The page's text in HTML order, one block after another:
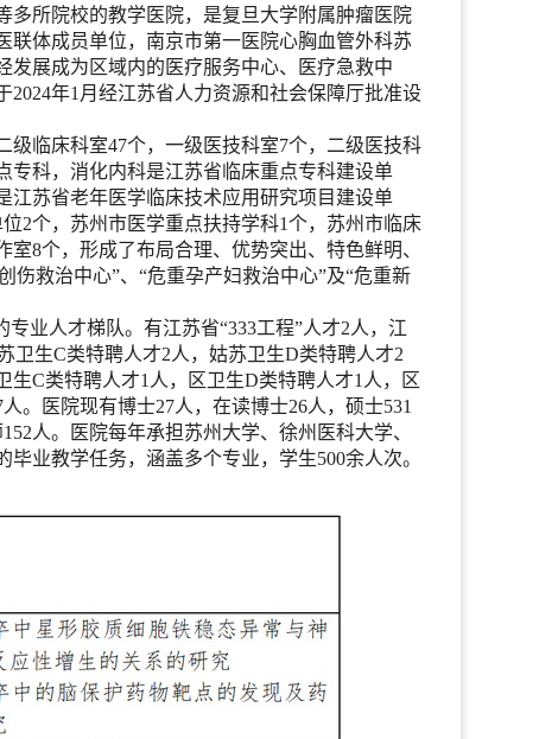
多所院校的教学医院，是复旦大学附属肿瘤医院
体成员单位，南京市第一医院心胸血管外科苏
展成为区域内的医疗服务中心、医疗急救中
年1月经江苏省人力资源和社会保障厅批准设
级临床科室47个，一级医技科室7个，二级医技科
专科，消化内科是江苏省临床重点专科建设单
江苏省老年医学临床技术应用研究项目建设单
2个，苏州市医学重点扶持学科1个，苏州市临床
8个，形成了布局合理、优势突出、特色鲜明、
伤救治中心”、“危重孕产妇救治中心”及“危重新
业人才梯队。有江苏省“333工程”人才2人，江
卫生C类特聘人才2人，姑苏卫生D类特聘人才2
C类特聘人才1人，区卫生D类特聘人才1人，区
。医院现有博士27人，在读博士26人，硕士531
人。医院每年承担苏州大学、徐州医科大学、
业教学任务，涵盖多个专业，学生500余人次。